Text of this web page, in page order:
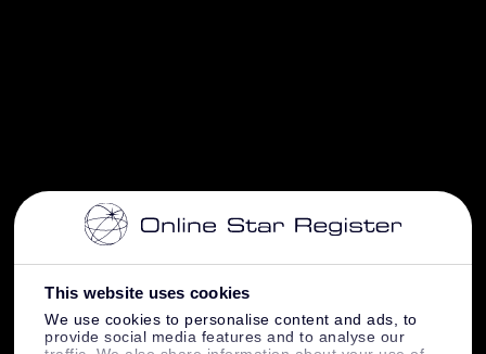
This website uses cookies
We use cookies to personalise content and ads, to
provide social media features and to analyse our